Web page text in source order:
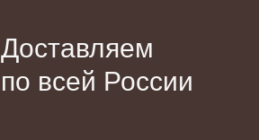
Доставляем
по всей России